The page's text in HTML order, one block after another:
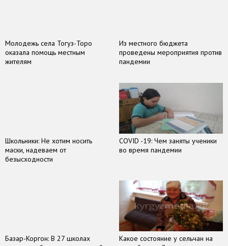
Молодежь села Тогуз-Торо
оказала помощь местным
жителям
Из местного бюджета
проведены мероприятия против
пандемии
Школьники: Не хотим носить
маски, надеваем от
безысходности
COVID -19: Чем заняты ученики
во время пандемии
Базар-Коргон: В 27 школах
Какое состояние у сельчан на